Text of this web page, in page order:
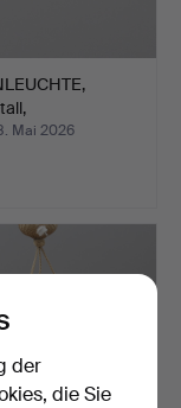
Mai 2026
der
die Sie